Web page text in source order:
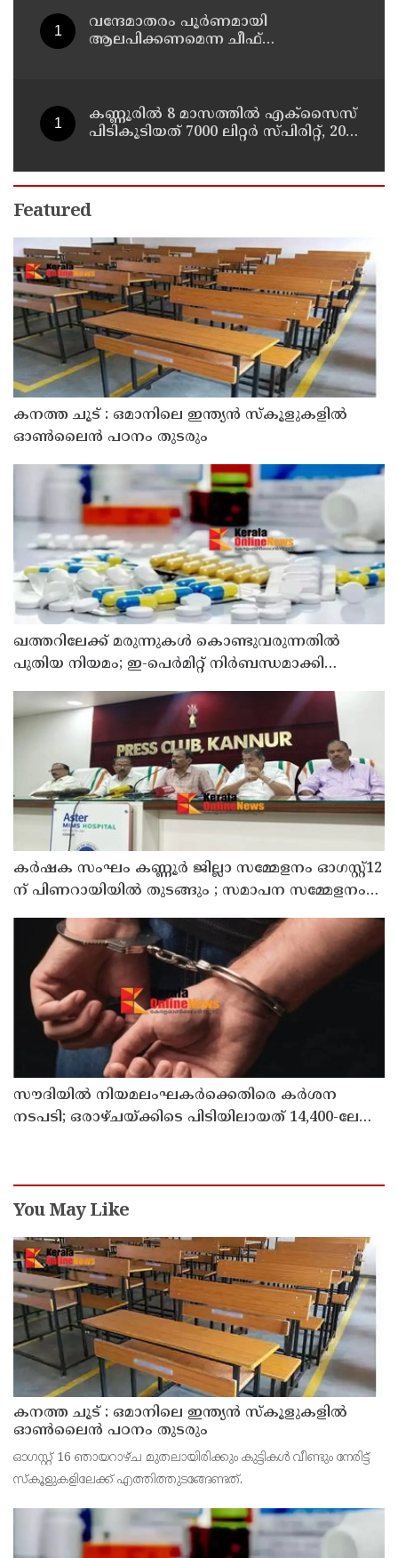
വന്ദേമാതരം പൂർണമായി
ആലപിക്കണമെന്ന ചീഫ്
കണ്ണൂരിൽ 8 മാസത്തിൽ എക്സൈസ്
പിടികൂടിയത് 7000 ലിറ്റർ സ്പിരിറ്റ്‌, 209
കേസുകളിൽ അറസ്റ്റിലായത് 559 പേർ
Featured
കനത്ത ചൂട് : ഒമാനിലെ ഇന്ത്യന്‍ സ്‌കൂളുകളില്‍
ഓണ്‍ലൈന്‍ പഠനം തുടരും
ഖത്തറിലേക്ക് മരുന്നുകള്‍ കൊണ്ടുവരുന്നതില്‍
പുതിയ നിയമം; ഇ-പെര്‍മിറ്റ് നിര്‍ബന്ധമാക്കി
കർഷക സംഘം കണ്ണൂർ ജില്ലാ സമ്മേളനം ഓഗസ്റ്റ്12
ന് പിണറായിയിൽ തുടങ്ങും ; സമാപന സമ്മേളനം
ചെയ്യും
സൗദിയില്‍ നിയമലംഘകര്‍ക്കെതിരെ കര്‍ശന
നടപടി; ഒരാഴ്ചയ്ക്കിടെ പിടിയിലായത് 14,400-ലേറെ
You May Like
കനത്ത ചൂട് : ഒമാനിലെ ഇന്ത്യന്‍ സ്‌കൂളുകളില്‍
ഓണ്‍ലൈന്‍ പഠനം തുടരും
ഓഗസ്റ്റ് 16 ഞായറാഴ്ച മുതലായിരിക്കും കുട്ടികള്‍ വീണ്ടും നേരിട്ട്
സ്‌കൂളുകളിലേക്ക് എത്തിത്തുടങ്ങേണ്ടത്.